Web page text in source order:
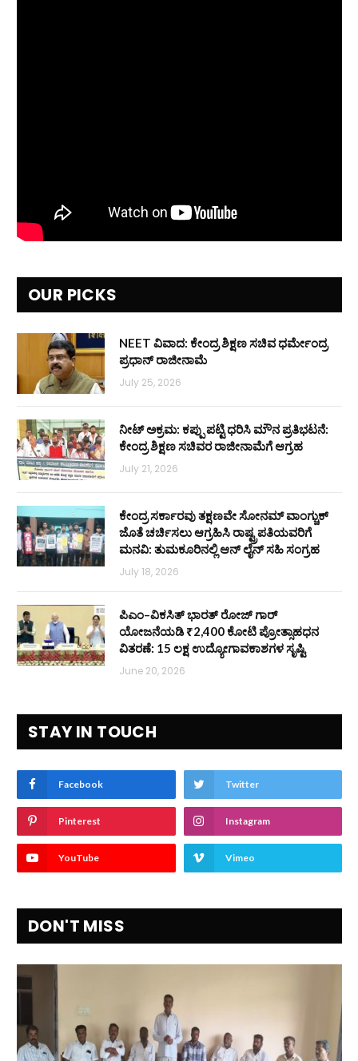
OUR PICKS
NEET ವಿವಾದ: ಕೇಂದ್ರ ಶಿಕ್ಷಣ ಸಚಿವ ಧರ್ಮೇಂದ್ರ
ಪ್ರಧಾನ್ ರಾಜೀನಾಮೆ
July 25, 2026
ನೀಟ್ ಅಕ್ರಮ: ಕಪ್ಪು ಪಟ್ಟಿ ಧರಿಸಿ ಮೌನ ಪ್ರತಿಭಟನೆ:
ಕೇಂದ್ರ ಶಿಕ್ಷಣ ಸಚಿವರ ರಾಜೀನಾಮೆಗೆ ಆಗ್ರಹ
July 21, 2026
ಕೇಂದ್ರ ಸರ್ಕಾರವು ತಕ್ಷಣವೇ ಸೋನಮ್ ವಾಂಗ್ಚುಕ್
ಜೊತೆ ಚರ್ಚಿಸಲು ಆಗ್ರಹಿಸಿ ರಾಷ್ಟ್ರಪತಿಯವರಿಗೆ
ಮನವಿ: ತುಮಕೂರಿನಲ್ಲಿ ಆನ್‌ ಲೈನ್ ಸಹಿ ಸಂಗ್ರಹ
July 18, 2026
ಪಿಎಂ–ವಿಕಸಿತ್ ಭಾರತ್ ರೋಜ್‌ ಗಾರ್
ಯೋಜನೆಯಡಿ ₹2,400 ಕೋಟಿ ಪ್ರೋತ್ಸಾಹಧನ
ವಿತರಣೆ: 15 ಲಕ್ಷ ಉದ್ಯೋಗಾವಕಾಶಗಳ ಸೃಷ್ಟಿ
June 20, 2026
STAY IN TOUCH
Facebook Twitter
Pinterest Instagram
YouTube Vimeo
DON'T MISS